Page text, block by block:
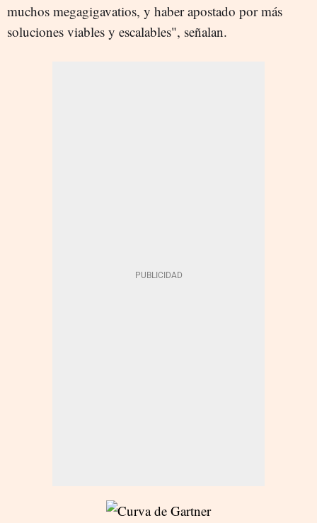
muchos megagigavatios, y haber apostado por más
soluciones viables y escalables", señalan.